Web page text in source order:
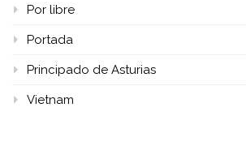
Por libre
Portada
Principado de Asturias
Vietnam